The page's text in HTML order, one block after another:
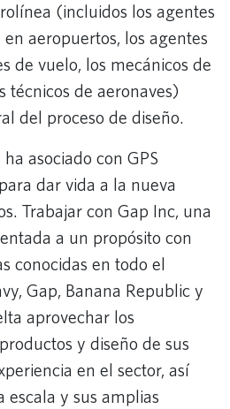
(incluidos los agentes
aeropuertos, los agentes
de vuelo, los mecánicos de
técnicos de aeronaves)
del proceso de diseño.
asociado con GPS
dar vida a la nueva
Trabajar con Gap Inc, una
a un propósito con
conocidas en todo el
Gap, Banana Republic y
aprovechar los
y diseño de sus
en el sector, así
y sus amplias